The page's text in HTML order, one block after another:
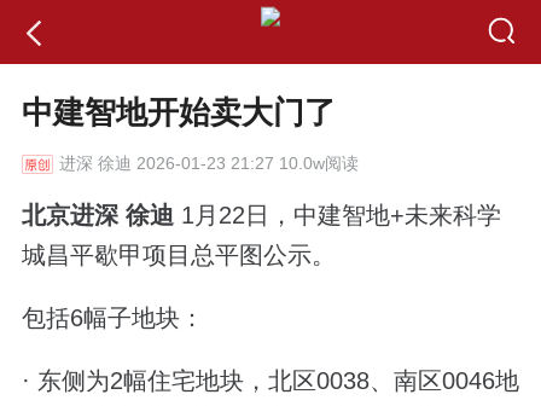
中建智地开始卖大门了
进深 徐迪 2026-01-23 21:27 10.0w阅读
北京进深 徐迪 1月22日， 中建智地+未来科学
城昌平歇甲项目总平图公示。
包括6幅子地块：
· 东侧为2幅住宅地块，北区0038、南区0046地